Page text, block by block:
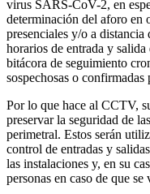
virus SARS-CoV-2, en
determinación del aforo en
presenciales y/o a distancia
horarios de entrada y
bitácora de seguimiento
sospechosas o
Por lo que hace al CCTV,
preservar la seguridad de
perimetral. Estos serán
control de entradas y
las instalaciones y, en su
personas en caso de que